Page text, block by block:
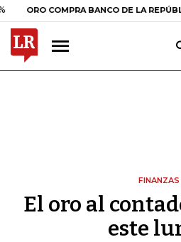
COMPRA BANCO DE LA REPÚBLICA $
FINANZAS
El oro al
este